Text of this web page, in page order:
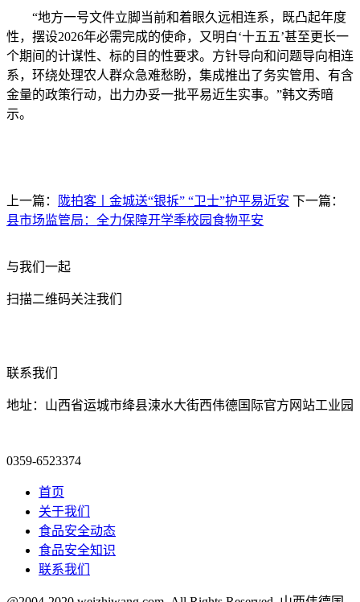
“地方一号文件立脚当前和着眼久远相连系，既凸起年度
性，摆设2026年必需完成的使命，又明白‘十五五’甚至更长一
个期间的计谋性、标的目的性要求。方针导向和问题导向相连
系，环绕处理农人群众急难愁盼，集成推出了务实管用、有含
金量的政策行动，出力办妥一批平易近生实事。”韩文秀暗
示。
上一篇： 陇拍客丨金城送“银拆” “卫士”护平易近安 下一篇：
县市场监管局：全力保障开学季校园食物平安
与我们一起
扫描二维码关注我们
联系我们
地址：山西省运城市绛县涑水大街西伟德国际官方网站工业园
0359-6523374
首页
关于我们
食品安全动态
食品安全知识
联系我们